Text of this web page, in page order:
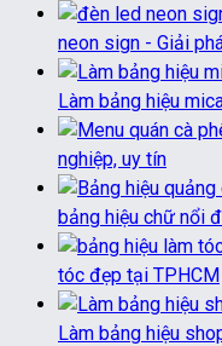
neon sign - Giải
Làm bảng hiệu
nghiệp, uy tín
bảng hiệu chữ nổi
tóc đẹp tại TPHCM
Làm bảng hiệu